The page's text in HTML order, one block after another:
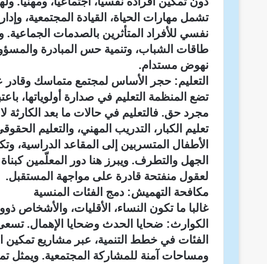
تشمل مهارات الحياة، القيادة المجتمعية،
نفسي للأفراد المتأثرين بالصدمات
طاقات الشباب، وتنمية حس المبادرة
نهوض مستدام.
التعليم: حجر الأساس لمجتمع متماسك
تضع المنظمة التعليم في صدارة أولوياتها،
مجرد حق. فالتعليم في حالات ما بعد
تعليم الكبار، التدريب المهني، والتعليم
الأطفال المتسربين إلى المقاعد
الجهل والتطرف. ويبرز هنا دور المعلّمين
لعقول منفتحة قادرة على مواجهة المستقبل.
مكافحة التهميش: دمج الفئات المنسية
غالبا ما تكون النساء، الأقليات، والأشخاص
الكوارث: ضحايا الحدث وضحايا الإهمال.
الفئات في خطط التنمية، عبر مشاريع تمكين
ومساحات آمنة للمشاركة المجتمعية. ويمثل